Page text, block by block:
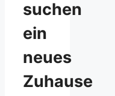
suchen
ein
neues
Zuhause